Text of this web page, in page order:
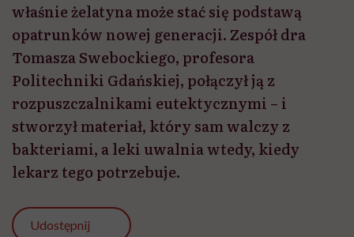
właśnie żelatyna może stać się podstawą
opatrunków nowej generacji. Zespół dra
Tomasza Swebockiego, profesora
Politechniki Gdańskiej, połączył ją z
rozpuszczalnikami eutektycznymi – i
stworzył materiał, który sam walczy z
bakteriami, a leki uwalnia wtedy, kiedy
lekarz tego potrzebuje.
Udostępnij